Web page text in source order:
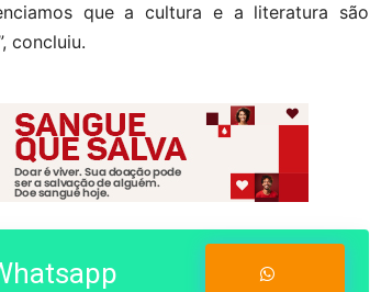
que a cultura e a literatura são
concluiu.